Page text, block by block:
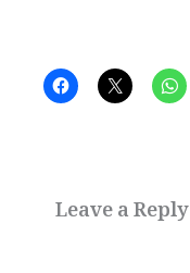
Leave a Reply